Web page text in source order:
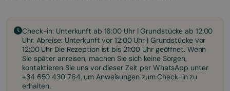
Check-in: Unterkunft ab 16:00 Uhr | Grundstücke ab 12:00
Uhr. Abreise: Unterkunft vor 12:00 Uhr | Grundstücke vor
12:00 Uhr Die Rezeption ist bis 21:00 Uhr geöffnet. Wenn
Sie später anreisen, machen Sie sich keine Sorgen,
kontaktieren Sie uns vor dieser Zeit per WhatsApp unter
+34 650 430 764, um Anweisungen zum Check-in zu
erhalten.